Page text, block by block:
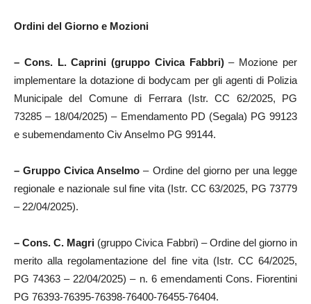
Ordini del Giorno e Mozioni
– Cons. L. Caprini (gruppo Civica Fabbri)– Mozione per
implementare la dotazione di bodycam per gli agenti di Polizia
Municipale del Comune di Ferrara (Istr. CC 62/2025, PG
73285 – 18/04/2025) – Emendamento PD (Segala) PG 99123
e subemendamento Civ Anselmo PG 99144.
– Gruppo Civica Anselmo – Ordine del giorno per una legge
regionale e nazionale sul fine vita (Istr. CC 63/2025, PG 73779
– 22/04/2025).
– Cons. C. Magri (gruppo Civica Fabbri) – Ordine del giorno in
merito alla regolamentazione del fine vita (Istr. CC 64/2025,
PG 74363 – 22/04/2025) – n. 6 emendamenti Cons. Fiorentini
PG 76393-76395-76398-76400-76455-76404.